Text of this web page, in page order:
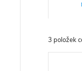
a
z
3 položek